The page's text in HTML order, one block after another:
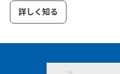
詳しく知る